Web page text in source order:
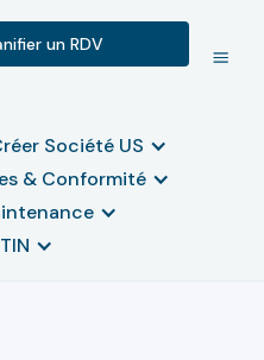
un RDV
Société US
& Conformité